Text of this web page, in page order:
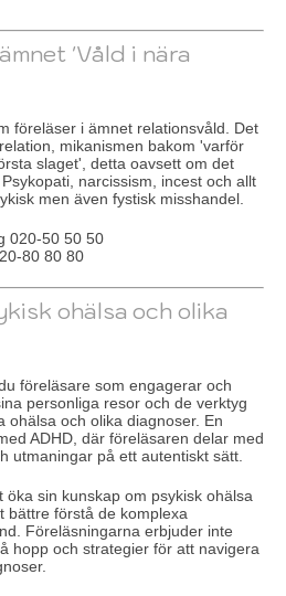
'Våld i nära
föreläser i ämnet relationsvåld. Det
mikanismen bakom 'varför
slaget', detta oavsett om det
narcissism, incest och allt
men även fystisk misshandel.
020-50 50 50
80 80 80
ohälsa och olika
föreläsare som engagerar och
personliga resor och de verktyg
ohälsa och olika diagnoser. En
ADHD, där föreläsaren delar med
utmaningar på ett autentiskt sätt.
öka sin kunskap om psykisk ohälsa
bättre förstå de komplexa
Föreläsningarna erbjuder inte
hopp och strategier för att navigera